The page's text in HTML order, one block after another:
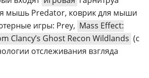
мышь Predator, коврик для мыши
игры: Prey, Mass Effect:
Clancy’s Ghost Recon Wildlands (с
отслеживания взгляда